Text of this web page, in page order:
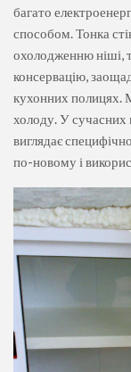
багато
способом. Тонка
охолодженню ніші,
консервацію,
кухонних полицях.
холоду. У сучасних
виглядає
по-новому і